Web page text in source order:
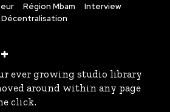
Région Mbam
Interview
Décentralisation
ever growing studio library
around within any page
click.